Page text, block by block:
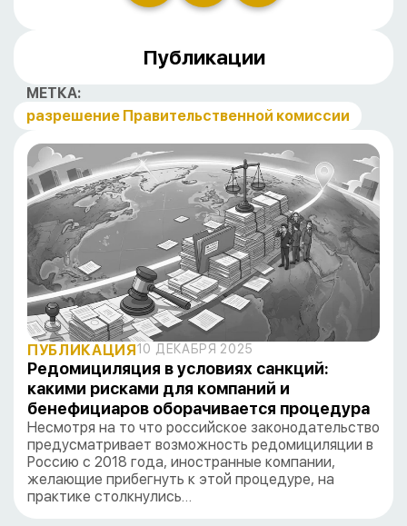
Публикации
МЕТКА:
разрешение Правительственной комиссии
ПУБЛИКАЦИЯ 10 ДЕКАБРЯ 2025
Редомициляция в условиях санкций:
какими рисками для компаний и
бенефициаров оборачивается процедура
Несмотря на то что российское законодательство
предусматривает возможность редомициляции в
Россию с 2018 года, иностранные компании,
желающие прибегнуть к этой процедуре, на
практике столкнулись…